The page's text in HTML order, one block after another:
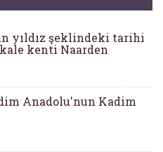
yıldız şeklindeki tarihi
kenti Naarden
Anadolu'nun Kadim